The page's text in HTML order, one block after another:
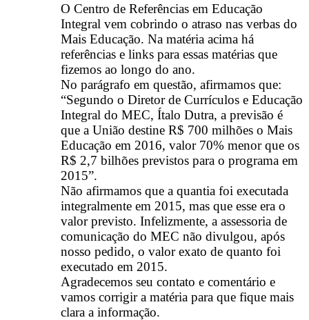
O Centro de Referências em Educação
Integral vem cobrindo o atraso nas verbas do
Mais Educação. Na matéria acima há
referências e links para essas matérias que
fizemos ao longo do ano.
No parágrafo em questão, afirmamos que:
“Segundo o Diretor de Currículos e Educação
Integral do MEC, Ítalo Dutra, a previsão é
que a União destine R$ 700 milhões o Mais
Educação em 2016, valor 70% menor que os
R$ 2,7 bilhões previstos para o programa em
2015”.
Não afirmamos que a quantia foi executada
integralmente em 2015, mas que esse era o
valor previsto. Infelizmente, a assessoria de
comunicação do MEC não divulgou, após
nosso pedido, o valor exato de quanto foi
executado em 2015.
Agradecemos seu contato e comentário e
vamos corrigir a matéria para que fique mais
clara a informação.